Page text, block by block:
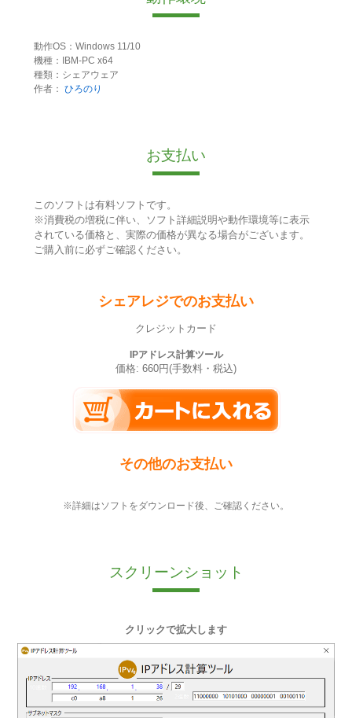
動作OS：Windows 11/10
機種：IBM-PC x64
種類：シェアウェア
作者： ひろのり
お支払い
このソフトは有料ソフトです。
※消費税の増税に伴い、ソフト詳細説明や動作環境等に表示
されている価格と、実際の価格が異なる場合がございます。
ご購入前に必ずご確認ください。
シェアレジでのお支払い
クレジットカード
IPアドレス計算ツール
価格: 660円(手数料・税込)
その他のお支払い
※詳細はソフトをダウンロード後、ご確認ください。
スクリーンショット
クリックで拡大します